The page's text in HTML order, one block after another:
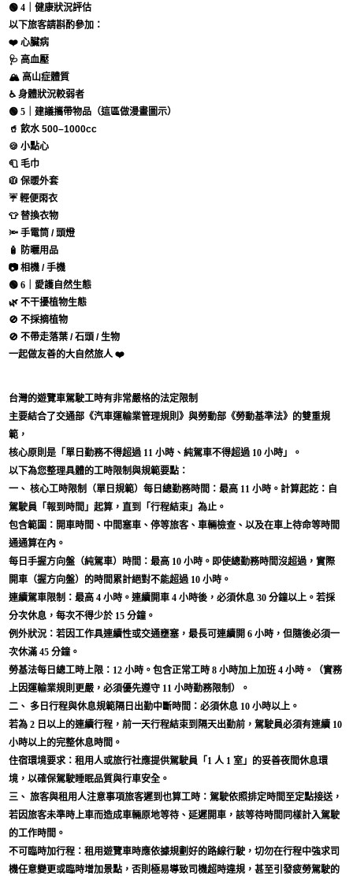
🟢4｜健康狀況評估
以下旅客請斟酌參加：
❤️ 心臟病
🩺 高血壓
🏔 高山症體質
♿ 身體狀況較弱者
🟢5｜建議攜帶物品（這區做漫畫圖示）
🥤 飲水 500–1000cc
🍪 小點心
🧻 毛巾
🧥 保暖外套
☔ 輕便雨衣
👕 替換衣物
🔦 手電筒 / 頭燈
🧴 防曬用品
📷 相機 / 手機
🟢6｜愛護自然生態
🌿 不干擾植物生態
🚫 不採摘植物
🚫 不帶走落葉 / 石頭 / 生物
一起做友善的大自然旅人 ❤️
台灣的遊覽車駕駛工時有非常嚴格的法定限制
主要結合了交通部《汽車運輸業管理規則》與勞動部《勞動基準法》的雙重規
範，
核心原則是「單日勤務不得超過 11 小時、純駕車不得超過 10 小時」。
以下為您整理具體的工時限制與規範要點：
一、 核心工時限制（單日規範）每日總勤務時間：最高 11 小時。計算起訖：自
駕駛員「報到時間」起算，直到「行程結束」為止。
包含範圍：開車時間、中間塞車、停等旅客、車輛檢查、以及在車上待命等時間
通通算在內。
每日手握方向盤（純駕車）時間：最高 10 小時。即使總勤務時間沒超過，實際
開車（握方向盤）的時間累計絕對不能超過 10 小時。
連續駕車限制：最高 4 小時。連續開車 4 小時後，必須休息 30 分鐘以上。若採
分次休息，每次不得少於 15 分鐘。
例外狀況：若因工作具連續性或交通壅塞，最長可連續開 6 小時，但隨後必須一
次休滿 45 分鐘。
勞基法每日總工時上限：12 小時。包含正常工時 8 小時加上加班 4 小時。（實務
上因運輸業規則更嚴，必須優先遵守 11 小時勤務限制）。
二、 多日行程與休息規範隔日出勤中斷時間：必須休息 10 小時以上。
若為 2 日以上的連續行程，前一天行程結束到隔天出勤前，駕駛員必須有連續 10
小時以上的完整休息時間。
住宿環境要求：租用人或旅行社應提供駕駛員「1 人 1 室」的妥善夜間休息環
境，以確保駕駛睡眠品質與行車安全。
三、 旅客與租用人注意事項旅客遲到也算工時：駕駛依照排定時間至定點接送，
若因旅客未準時上車而造成車輛原地等待、延遲開車，該等待時間同樣計入駕駛
的工作時間。
不可臨時加行程：租用遊覽車時應依據規劃好的路線行駛，切勿在行程中強求司
機任意變更或臨時增加景點，否則極易導致司機超時違規，甚至引發疲勞駕駛的